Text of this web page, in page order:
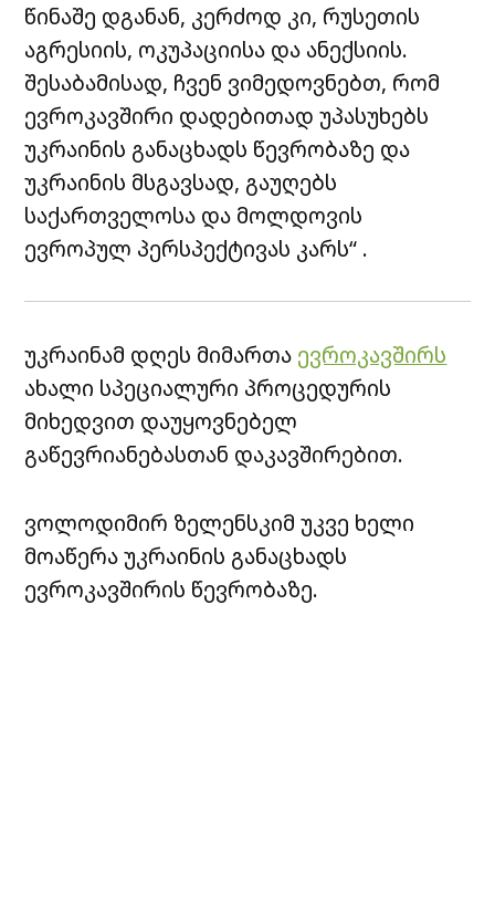
წინაშე დგანან, კერძოდ კი, რუსეთის
აგრესიის, ოკუპაციისა და ანექსიის.
შესაბამისად, ჩვენ ვიმედოვნებთ, რომ
ევროკავშირი დადებითად უპასუხებს
უკრაინის განაცხადს წევრობაზე და
უკრაინის მსგავსად, გაუღებს
საქართველოსა და მოლდოვის
ევროპულ პერსპექტივას კარს“ .
უკრაინამ დღეს მიმართა ევროკავშირს
ახალი სპეციალური პროცედურის
მიხედვით დაუყოვნებელ
გაწევრიანებასთან დაკავშირებით.
ვოლოდიმირ ზელენსკიმ უკვე ხელი
მოაწერა უკრაინის განაცხადს
ევროკავშირის წევრობაზე.